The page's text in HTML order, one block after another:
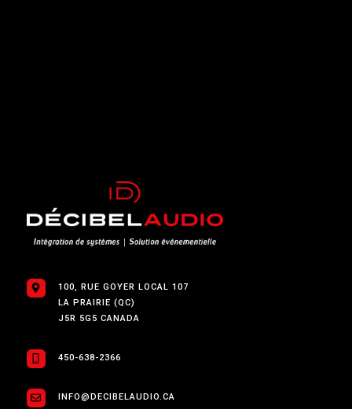
100, RUE GOYER LOCAL 107
LA PRAIRIE (QC)
J5R 5G5 CANADA
450-638-2366
INFO@DECIBELAUDIO.CA